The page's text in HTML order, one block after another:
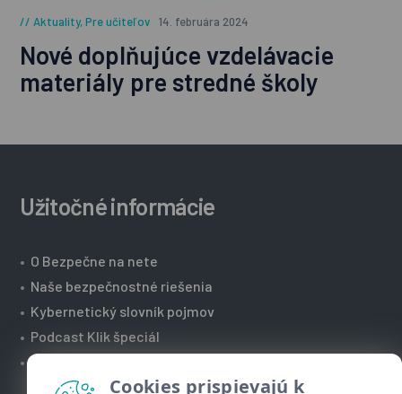
Aktuality,Pre učiteľov 14. februára 2024
Nové doplňujúce vzdelávacie
materiály pre stredné školy
Užitočné informácie
• O Bezpečne na nete
• Naše bezpečnostné riešenia
• Kybernetický slovník pojmov
• Podcast Klik špeciál
•Technická podpora spoločnosti ESET
Cookies prispievajú k